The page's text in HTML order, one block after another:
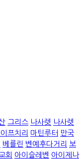
그리스 나사렛 나사렛
프치리 마틴루터 만국
베를린 벤예후다거리 보
회 아이슬레벤 아이제나